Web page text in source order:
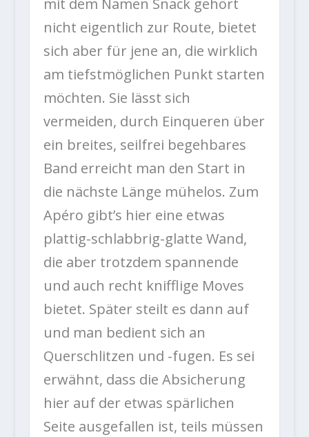
mit dem Namen Snack gehört
nicht eigentlich zur Route, bietet
sich aber für jene an, die wirklich
am tiefstmöglichen Punkt starten
möchten. Sie lässt sich
vermeiden, durch Einqueren über
ein breites, seilfrei begehbares
Band erreicht man den Start in
die nächste Länge mühelos. Zum
Apéro gibt’s hier eine etwas
plattig-schlabbrig-glatte Wand,
die aber trotzdem spannende
und auch recht knifflige Moves
bietet. Später steilt es dann auf
und man bedient sich an
Querschlitzen und -fugen. Es sei
erwähnt, dass die Absicherung
hier auf der etwas spärlichen
Seite ausgefallen ist, teils müssen